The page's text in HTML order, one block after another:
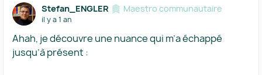
Stefan_ENGLER Maestro communautaire
il y a 1 an
Ahah, je découvre une nuance qui m’a échappé
jusqu’à présent :